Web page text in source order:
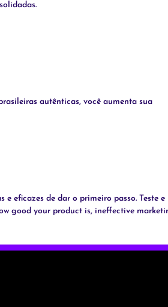
autênticas, você aumenta sua
eficazes de dar o primeiro passo. Teste e
good your product is, ineffective